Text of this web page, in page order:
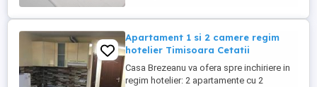
cu o suprafață totală de ...
Apartament 1 si 2 camere regim
hotelier Timisoara Cetatii
Casa Brezeanu va ofera spre inchiriere in
regim hotelier: 2 apartamente cu 2